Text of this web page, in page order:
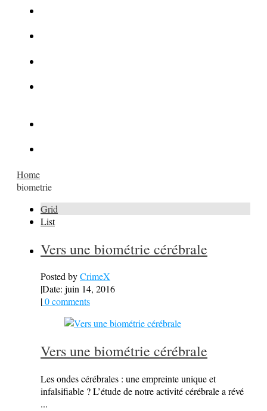
Home
biometrie
Grid
List
Vers une biométrie cérébrale
Posted byCrimeX
|Date: juin 14, 2016
|0 comments
Vers une biométrie cérébrale
Les ondes cérébrales : une empreinte unique et
infalsifiable ? L’étude de notre activité cérébrale a révé
...